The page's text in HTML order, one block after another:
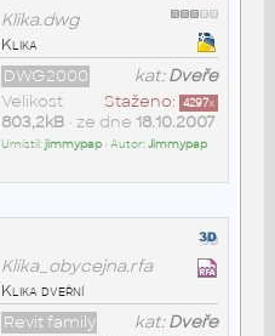
Klika.dwg
Klika
kat:Dveře
DWG2000
Staženo: 4297x
Velikost
803,2kB• ze dne 18.10.2007
Umístil:jimmypap• Autor:Jimmypap
Klika_obycejna.rfa
Klika dveřní
kat:Dveře
Revit family